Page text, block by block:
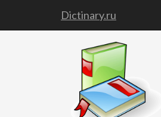
Dictinary.ru